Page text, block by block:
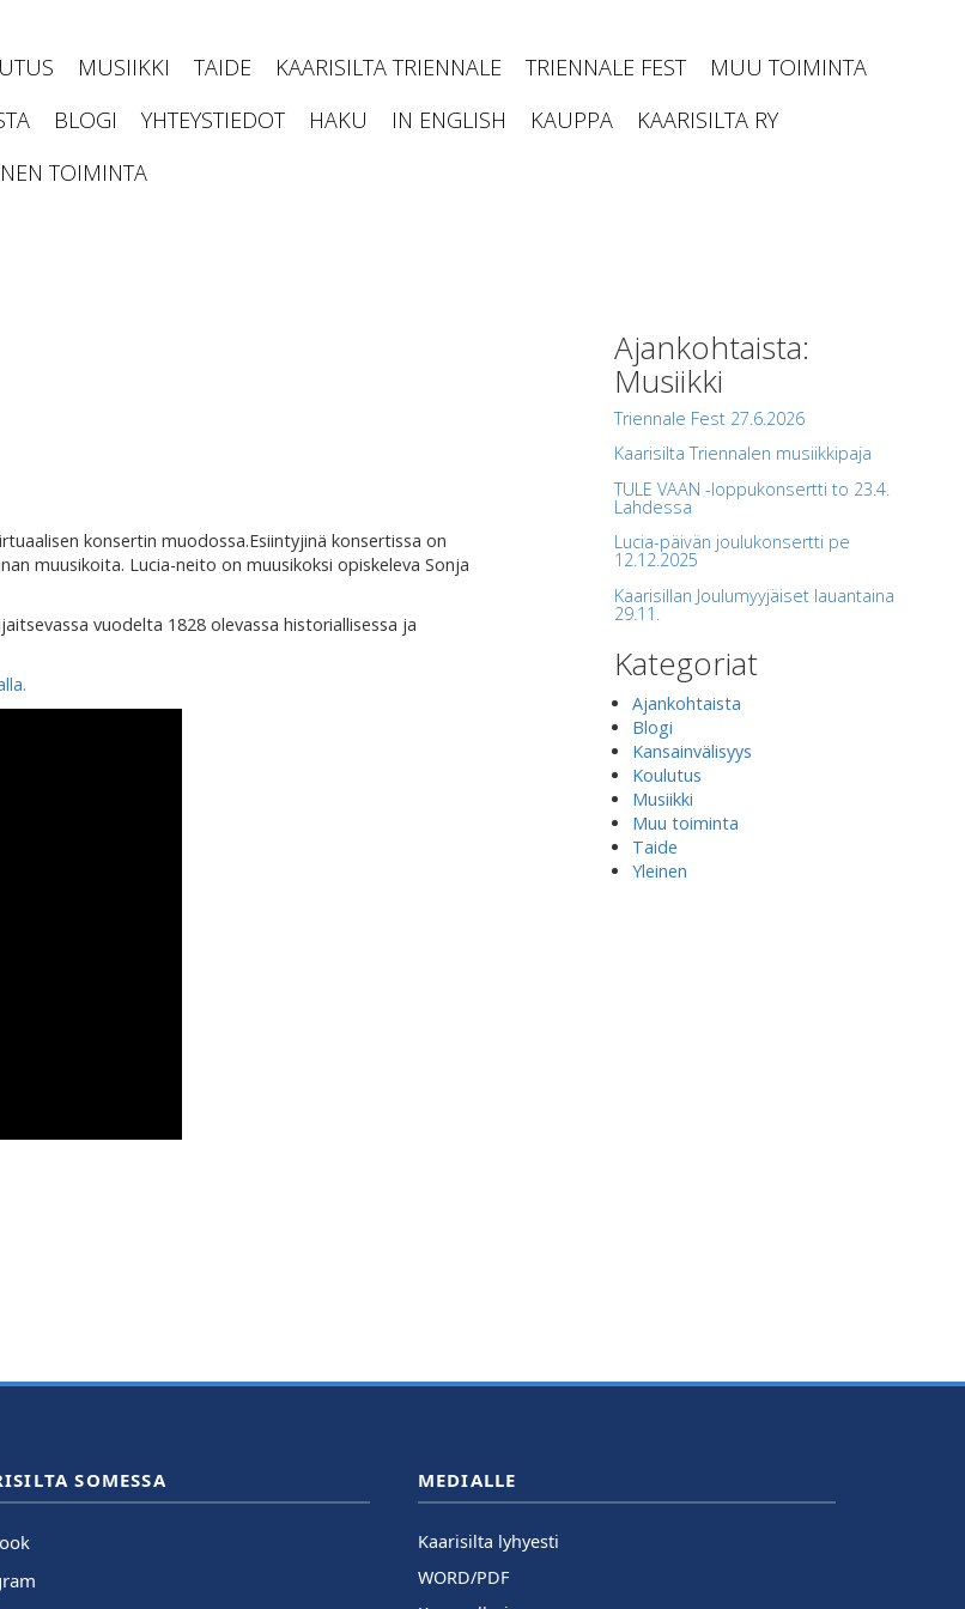
MUSIIKKI TAIDE KAARISILTA TRIENNALE TRIENNALE FEST
MUU TOIMINTA
BLOGI YHTEYSTIEDOT HAKU IN ENGLISH KAUPPA
KAARISILTA RY
TOIMINTA
konsertin muodossa.Esiintyjinä konsertissa on
muusikoita. Lucia-neito on muusikoksi opiskeleva Sonja
vuodelta 1828 olevassa historiallisessa ja
Ajankohtaista:
Musiikki
Triennale Fest 27.6.2026
Kaarisilta Triennalen musiikkipaja
TULE VAAN -loppukonsertti to 23.4.
Lahdessa
Lucia-päivän joulukonsertti pe
12.12.2025
Kaarisillan Joulumyyjäiset lauantaina
29.11.
Kategoriat
Ajankohtaista
Blogi
Kansainvälisyys
Koulutus
Musiikki
Muu toiminta
Taide
Yleinen
SOMESSA MEDIALLE
Kaarisilta lyhyesti
WORD/PDF